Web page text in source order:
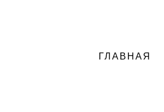
ГЛАВНАЯ